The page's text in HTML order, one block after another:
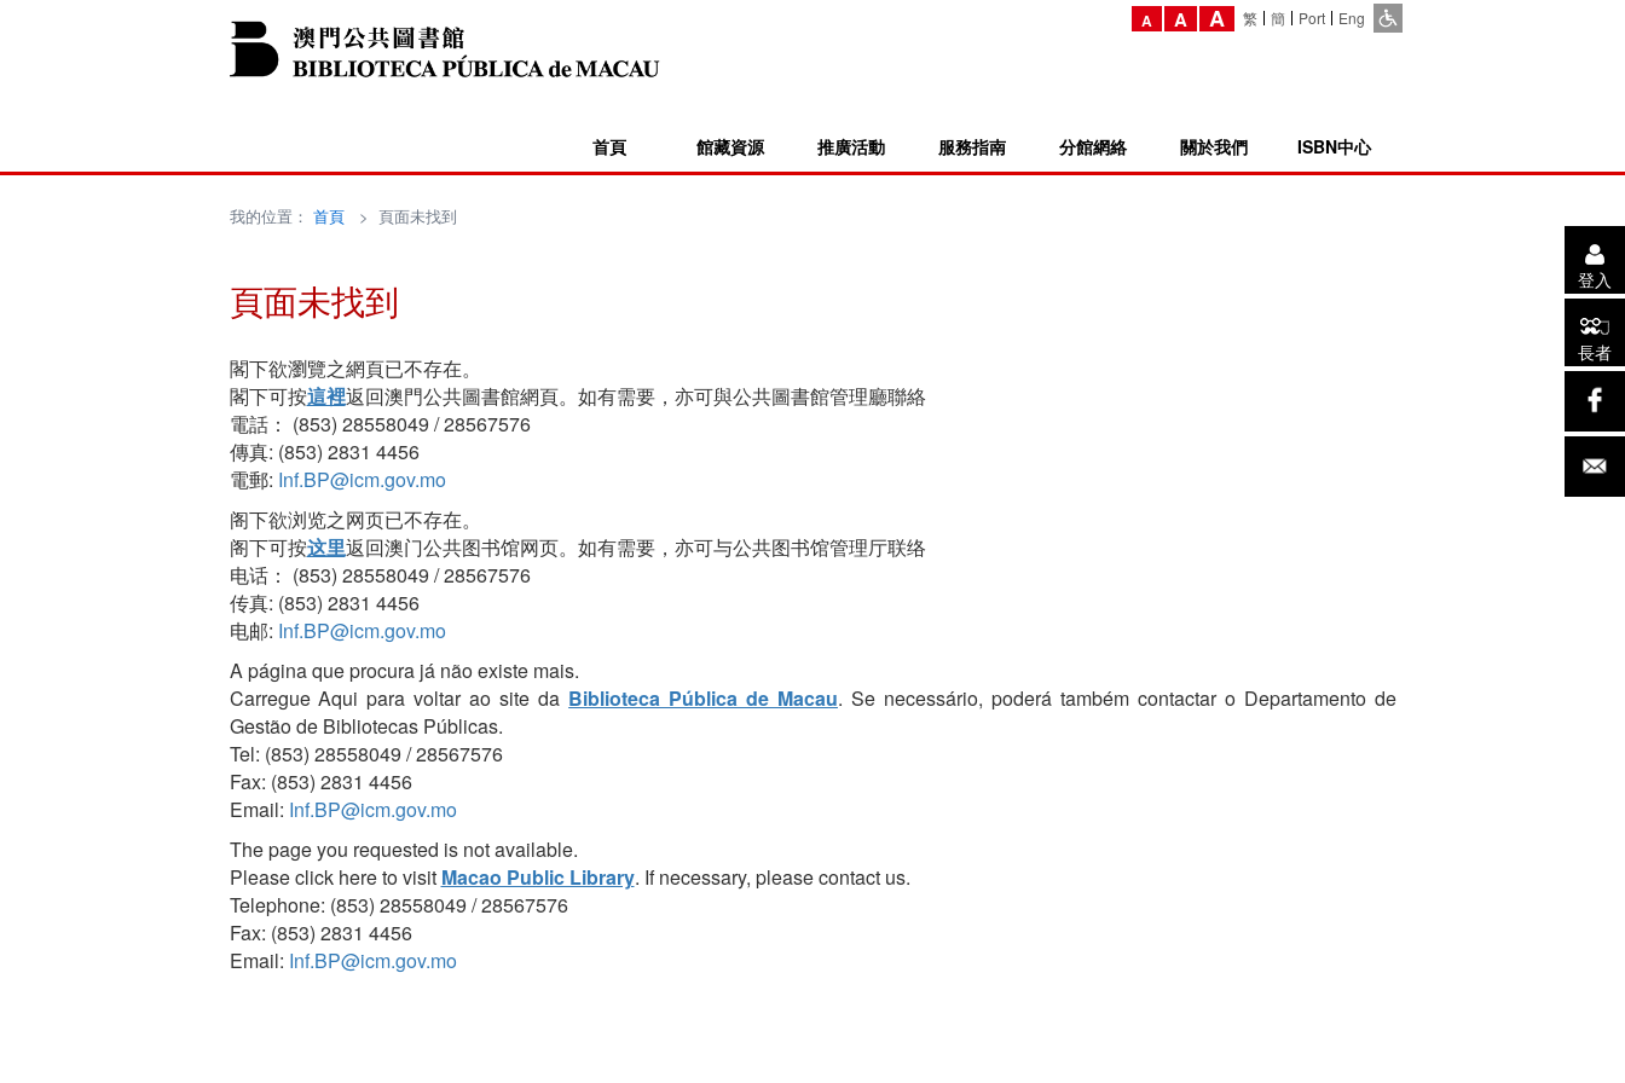
A A A 繁 簡 Port Eng
首頁 館藏資源 推廣活動 服務指南 分館網絡 關於我們 ISBN中心
登入
長者
我的位置： 首頁> 頁面未找到
頁面未找到
閣下欲瀏覽之網頁已不存在。
閣下可按這裡返回澳門公共圖書館網頁。如有需要，亦可與公共圖書館管理廳聯絡
電話： (853) 28558049 / 28567576
傳真: (853) 2831 4456
電郵: Inf.BP@icm.gov.mo
阁下欲浏览之网页已不存在。
阁下可按这里返回澳门公共图书馆网页。如有需要，亦可与公共图书馆管理厅联络
电话： (853) 28558049 / 28567576
传真: (853) 2831 4456
电邮: Inf.BP@icm.gov.mo
A página que procura já não existe mais.
Carregue Aqui para voltar ao site da Biblioteca Pública de Macau. Se necessário, poderá também contactar o Departamento de
Gestão de Bibliotecas Públicas.
Tel: (853) 28558049 / 28567576
Fax: (853) 2831 4456
Email: Inf.BP@icm.gov.mo
The page you requested is not available.
Please click here to visit Macao Public Library. If necessary, please contact us.
Telephone: (853) 28558049 / 28567576
Fax: (853) 2831 4456
Email: Inf.BP@icm.gov.mo